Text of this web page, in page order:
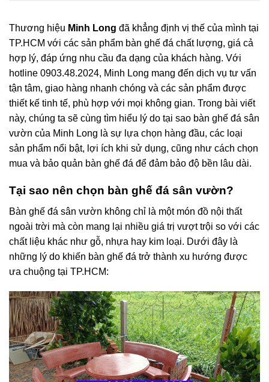
Thương hiệu Minh Long đã khẳng định vị thế của mình tại
TP.HCM với các sản phẩm bàn ghế đá chất lượng, giá cả
hợp lý, đáp ứng nhu cầu đa dạng của khách hàng. Với
hotline 0903.48.2024, Minh Long mang đến dịch vụ tư vấn
tận tâm, giao hàng nhanh chóng và các sản phẩm được
thiết kế tinh tế, phù hợp với mọi không gian. Trong bài viết
này, chúng ta sẽ cùng tìm hiểu lý do tại sao bàn ghế đá sân
vườn của Minh Long là sự lựa chọn hàng đầu, các loại
sản phẩm nổi bật, lợi ích khi sử dụng, cũng như cách chọn
mua và bảo quản bàn ghế đá để đảm bảo độ bền lâu dài.
Tại sao nên chọn bàn ghế đá sân vườn?
Bàn ghế đá sân vườn không chỉ là một món đồ nội thất
ngoài trời mà còn mang lại nhiều giá trị vượt trội so với các
chất liệu khác như gỗ, nhựa hay kim loại. Dưới đây là
những lý do khiến bàn ghế đá trở thành xu hướng được
ưa chuộng tại TP.HCM: